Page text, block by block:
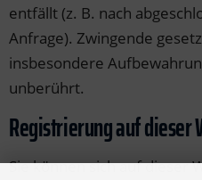
entfällt (z. B. nach
Anfrage). Zwingende
insbesondere
unberührt.
Registrierung auf dieser
Sie können sich auf dieser